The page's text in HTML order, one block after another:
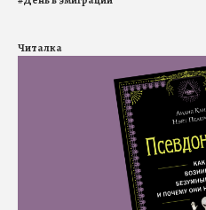
Читалка